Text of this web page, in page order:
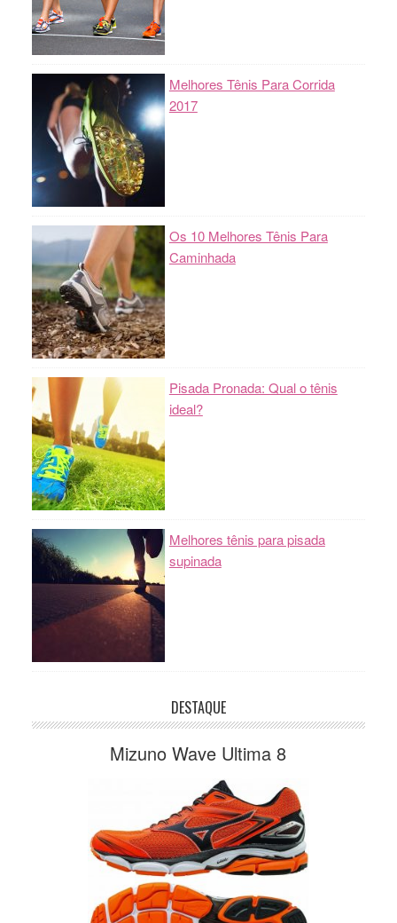
Melhores Tênis Para Corrida
2017
Os 10 Melhores Tênis Para
Caminhada
Pisada Pronada: Qual o tênis
ideal?
Melhores tênis para pisada
supinada
DESTAQUE
Mizuno Wave Ultima 8